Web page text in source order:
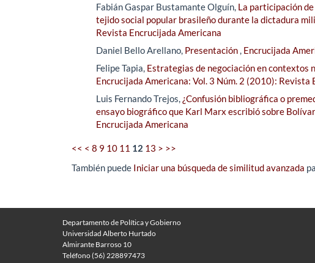
Fabián Gaspar Bustamante Olguín, La participación
tejido social popular brasileño durante la dictadura
Revista Encrucijada Americana
Daniel Bello Arellano, Presentación Encrucijada
Felipe Tapia, Estrategias de negociación en contextos
Encrucijada Americana: Vol. 3 Núm. 2 (2010): Revista
Luis Fernando Trejos, ¿Confusión bibliográfica o
ensayo biográfico que Karl Marx escribió sobre
Encrucijada Americana
<< < 8 9 10 11 12 13 > >>
También puede Iniciar una búsqueda de similitud avanzada
Departamento de Política y Gobierno
Universidad Alberto Hurtado
Almirante Barroso 10
Teléfono (56) 228897473